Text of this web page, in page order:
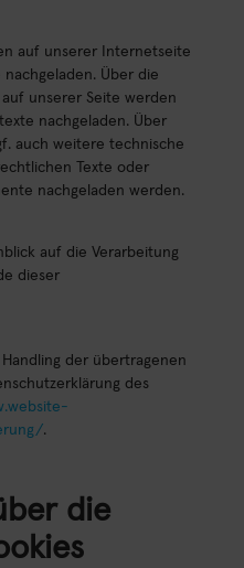
auf unserer Internetseite
Über die
unserer Seite werden
nachgeladen. Über
auch weitere technische
Texte oder
nachgeladen werden.
auf die Verarbeitung
dieser
der übertragenen
des
.
die